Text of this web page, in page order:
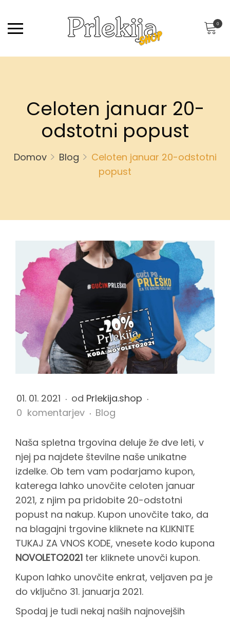
0
Celoten januar 20-
odstotni popust
Domov Blog
Celoten januar 20-odstotni
popust
C
e
l
o
e
n
j
a
n
u
a
01. 01. 2021 od Prlekija.shop
0 komentarjev
Blog
Naša spletna trgovina deluje že dve leti, v
njej pa najdete številne naše unikatne
izdelke. Ob tem vam podarjamo kupon,
katerega lahko unovčite celoten januar
2021, z njim pa pridobite 20-odstotni
popust na nakup. Kupon unovčite tako, da
na blagajni trgovine kliknete na KLIKNITE
TUKAJ ZA VNOS KODE, vnesete kodo kupona
NOVOLETO2021 ter kliknete unovči kupon.
Kupon lahko unovčite enkrat, veljaven pa je
do vključno 31. januarja 2021.
Spodaj je tudi nekaj naših najnovejših